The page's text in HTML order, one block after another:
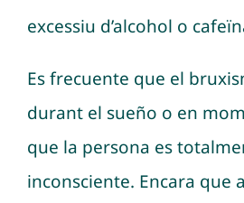
excessiu d’alcohol o
Es frecuente que el
durant el sueño o en
que la persona es
inconsciente. Encara que